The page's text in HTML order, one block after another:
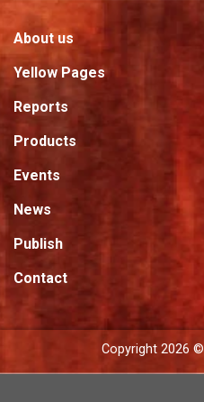
About us
Yellow Pages
Reports
Products
Events
News
Publish
Contact
Copyright 2026 ©